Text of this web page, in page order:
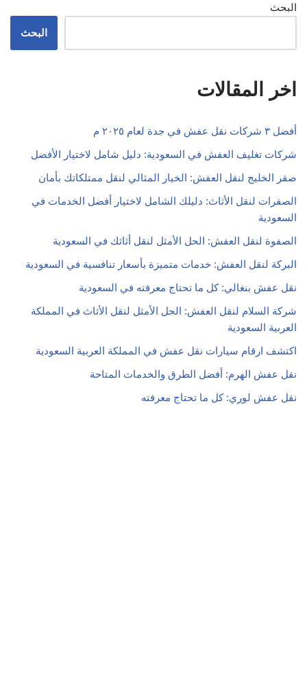
البحث
البحث
اخر المقالات
أفضل ٣ شركات نقل عفش في جدة لعام ٢٠٢٥ م
شركات تغليف العفش في السعودية: دليل شامل لاختيار الأفضل
صقر الخليج لنقل العفش: الخيار المثالي لنقل ممتلكاتك بأمان
الصفرات لنقل الأثاث: دليلك الشامل لاختيار أفضل الخدمات في
السعودية
الصفوة لنقل العفش: الحل الأمثل لنقل أثاثك في السعودية
البركة لنقل العفش: خدمات متميزة بأسعار تنافسية في السعودية
نقل عفش بنغالي: كل ما تحتاج معرفته في السعودية
شركة السلام لنقل العفش: الحل الأمثل لنقل الأثاث في المملكة
العربية السعودية
اكتشف ارقام سيارات نقل عفش في المملكة العربية السعودية
نقل عفش الهرم: أفضل الطرق والخدمات المتاحة
نقل عفش لوري: كل ما تحتاج معرفته